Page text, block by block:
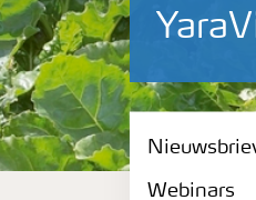
Gewassen
Webinars